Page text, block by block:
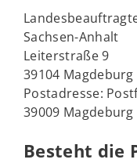
Sachsen-Anhalt
Leiterstraße 9
39104 Magdeburg
Postadresse:
39009 Magdeburg
Besteht die